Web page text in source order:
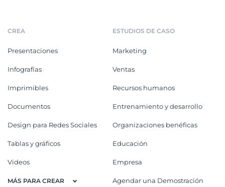
CREA
Presentaciones
Infografías
Imprimibles
Documentos
Design para Redes Sociales
Tablas y gráficos
Videos
MÁS PARA CREAR
ESTUDIOS DE CASO
Marketing
Ventas
Recursos humanos
Entrenamiento y desarrollo
Organizaciones benéficas
Educación
Empresa
Agendar una Demostración